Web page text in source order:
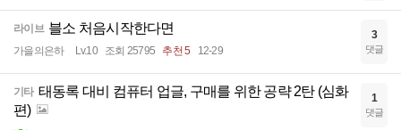
라이브 블소 처음시작한다면
가을의은하 Lv.10 조회 25795 추천 5 12-29
3
댓글
기타 태동록 대비 컴퓨터 업글, 구매를 위한 공략 2탄 (심화
편)
1
댓글